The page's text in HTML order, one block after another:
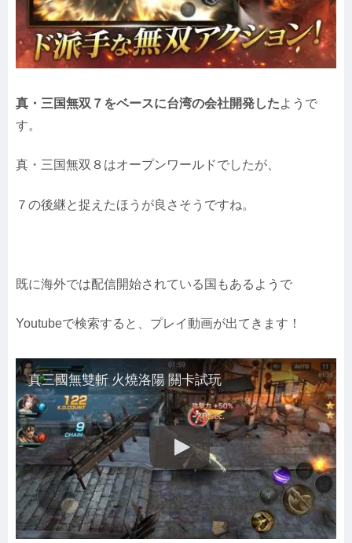
真・三国無双７をベースに台湾の会社開発したようで
す。
真・三国無双８はオープンワールドでしたが、
７の後継と捉えたほうが良さそうですね。
既に海外では配信開始されている国もあるようで
Youtubeで検索すると、プレイ動画が出てきます！
真三國無雙斬 火燒洛陽 關卡試玩